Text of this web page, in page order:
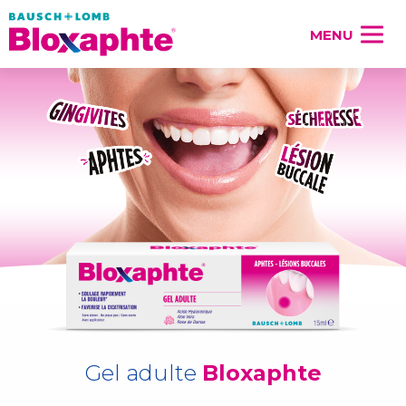
MENU
Gel adulte Bloxaphte
Bloxaphte
Bloxaphte